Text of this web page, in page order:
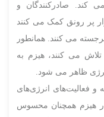
کند. صادرکنندگان و
پر رونق کمک می کنند
می کنند. همانطور
می کنند، هیزم به
ظاهر می شود.
و فعالیت‌های انرژی‌های
هیزم همچنان محسوس